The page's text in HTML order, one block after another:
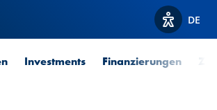
Optionen
DE
Investments Finanzierungen